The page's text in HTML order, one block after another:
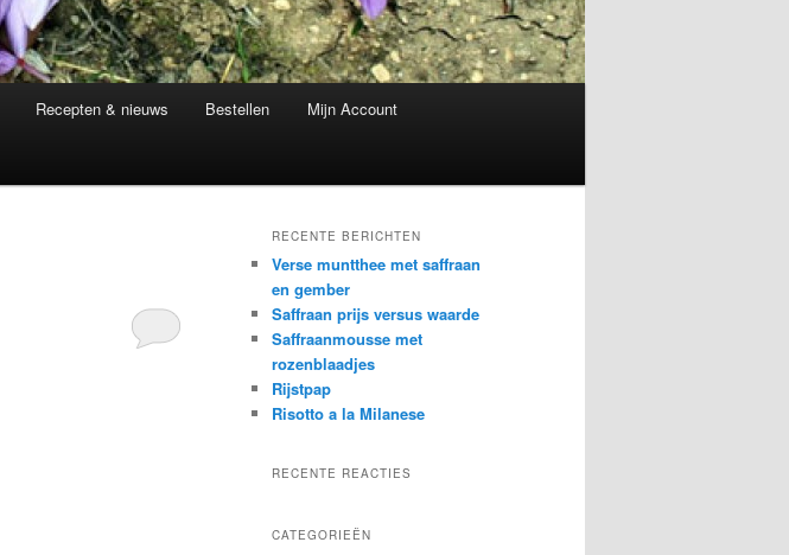
Recepten & nieuws Bestellen Mijn Account
RECENTE BERICHTEN
Verse muntthee met saffraan
en gember
Saffraan prijs versus waarde
Saffraanmousse met
rozenblaadjes
Rijstpap
Risotto a la Milanese
RECENTE REACTIES
CATEGORIEËN